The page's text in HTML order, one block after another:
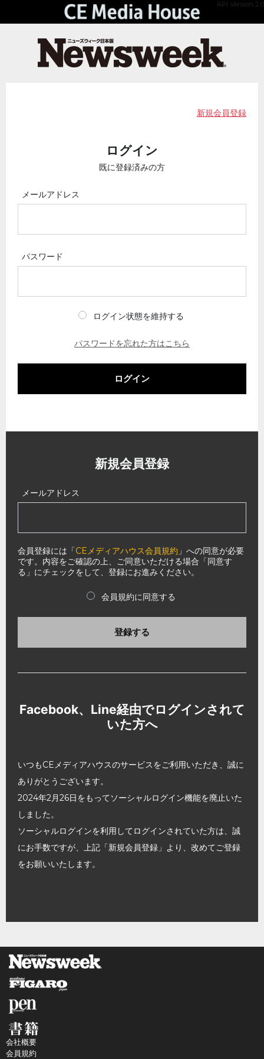
API Version 2.0
新規会員登録
ログイン
既に登録済みの方
メールアドレス
パスワード
ログイン状態を維持する
パスワードを忘れた方はこちら
ログイン
新規会員登録
メールアドレス
会員登録には「CEメディアハウス会員規約 」への同意が必要
です。内容をご確認の上、ご同意いただける場合「同意す
る」にチェックをして、登録にお進みください。
会員規約に同意する
登録する
Facebook、Line経由でログインされて
いた方へ
いつもCEメディアハウスのサービスをご利用いただき、誠に
ありがとうございます。
2024年2月26日をもってソーシャルログイン機能を廃止いた
しました。
ソーシャルログインを利用してログインされていた方は、誠
にお手数ですが、上記「新規会員登録」より、改めてご登録
をお願いいたします。
会社概要
会員規約